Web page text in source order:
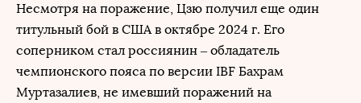
Несмотря на поражение, Цзю получил еще один
титульный бой в США в октябре 2024 г. Его
соперником стал россиянин – обладатель
чемпионского пояса по версии IBF Бахрам
Муртазалиев, не имевший поражений на